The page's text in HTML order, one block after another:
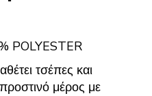
POLYESTER
τσέπες και
μέρος με